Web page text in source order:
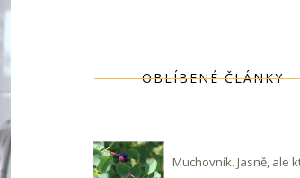
OBLÍBENÉ ČLÁNKY
Muchovník. Jasně, ale